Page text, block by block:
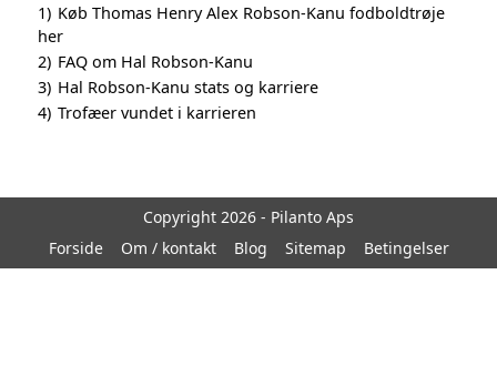
1) Køb Thomas Henry Alex Robson-Kanu fodboldtrøje
her
2) FAQ om Hal Robson-Kanu
3) Hal Robson-Kanu stats og karriere
4) Trofæer vundet i karrieren
Copyright 2026 - Pilanto Aps
Forside
Om / kontakt Blog Sitemap Betingelser